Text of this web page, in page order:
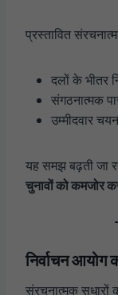
प्रस्तावित
दलों के भीतर
संगठनात्मक
उम्मीदवार
यह समझ बढ़ती जा
चुनावों को कमजोर
निर्वाचन आयोग
संरचनात्मक सुधारों